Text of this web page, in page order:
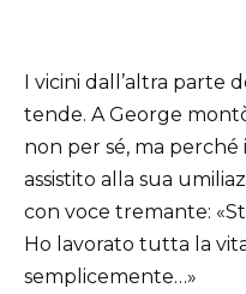
I vicini dall’altra parte
tende. A George
non per sé, ma
assistito alla sua
con voce tremante:
Ho lavorato tutta la
semplicemente…»